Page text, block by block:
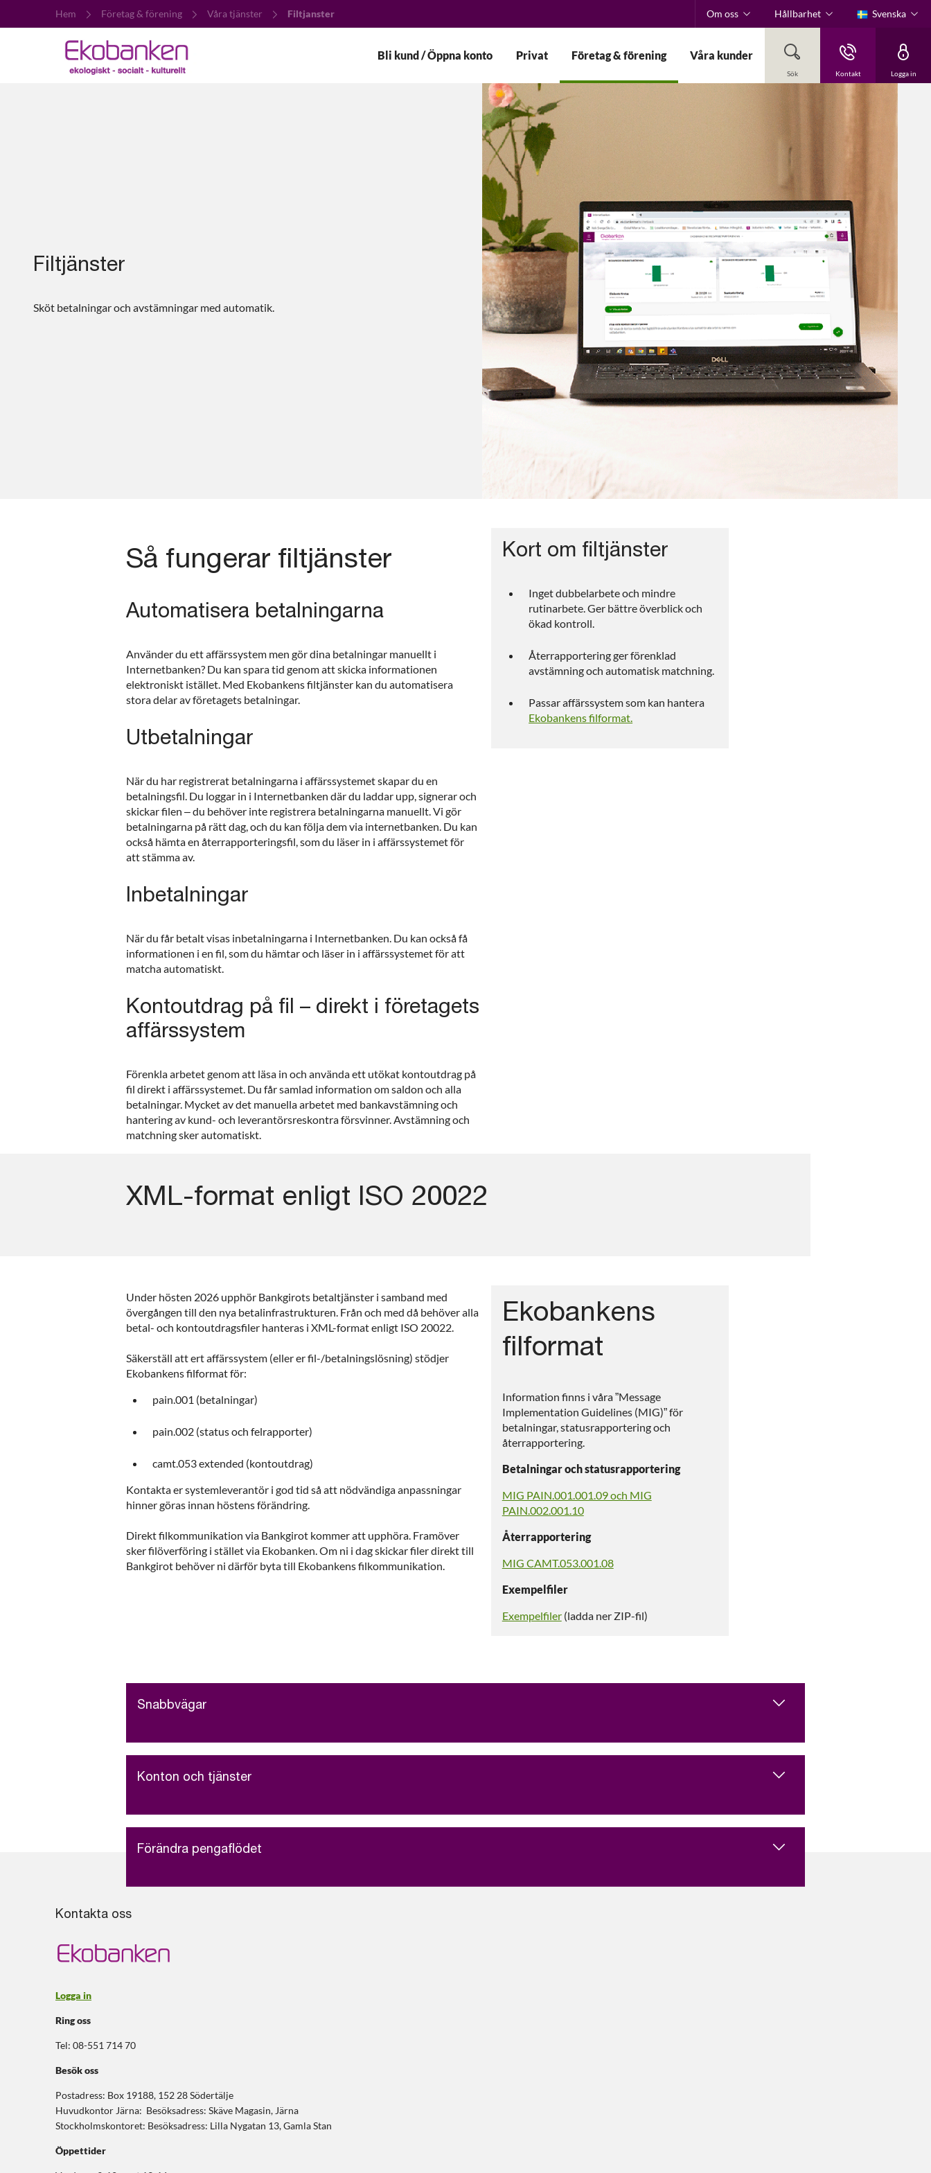
Hem Företag & förening Våra tjänster Filtjanster Om oss Hållbarhet Svenska
Bli kund / Öppna konto Privat Företag & förening Våra kunder
Sök Kontakt Logga in
Filtjänster
Sköt betalningar och avstämningar med automatik.
Så fungerar filtjänster
Automatisera betalningarna
Använder du ett affärssystem men gör dina betalningar manuellt i
Internetbanken? Du kan spara tid genom att skicka informationen
elektroniskt istället. Med Ekobankens filtjänster kan du automatisera
stora delar av företagets betalningar.
Utbetalningar
När du har registrerat betalningarna i affärssystemet skapar du en
betalningsfil. Du loggar in i Internetbanken där du laddar upp, signerar och
skickar filen – du behöver inte registrera betalningarna manuellt. Vi gör
betalningarna på rätt dag, och du kan följa dem via internetbanken. Du kan
också hämta en återrapporteringsfil, som du läser in i affärssystemet för
att stämma av.
Inbetalningar
När du får betalt visas inbetalningarna i Internetbanken. Du kan också få
informationen i en fil, som du hämtar och läser in i affärssystemet för att
matcha automatiskt.
Kontoutdrag på fil – direkt i företagets
affärssystem
Förenkla arbetet genom att läsa in och använda ett utökat kontoutdrag på
fil direkt i affärssystemet. Du får samlad information om saldon och alla
betalningar. Mycket av det manuella arbetet med bankavstämning och
hantering av kund- och leverantörsreskontra försvinner. Avstämning och
matchning sker automatiskt.
Kort om filtjänster
Inget dubbelarbete och mindre
rutinarbete. Ger bättre överblick och
ökad kontroll.
Återrapportering ger förenklad
avstämning och automatisk matchning.
Passar affärssystem som kan hantera
Ekobankens filformat.
XML-format enligt ISO 20022
Under hösten 2026 upphör Bankgirots betaltjänster i samband med
övergången till den nya betalinfrastrukturen. Från och med då behöver alla
betal- och kontoutdragsfiler hanteras i XML-format enligt ISO 20022.
Säkerställ att ert affärssystem (eller er fil-/betalningslösning) stödjer
Ekobankens filformat för:
pain.001 (betalningar)
pain.002 (status och felrapporter)
camt.053 extended (kontoutdrag)
Kontakta er systemleverantör i god tid så att nödvändiga anpassningar
hinner göras innan höstens förändring.
Direkt filkommunikation via Bankgirot kommer att upphöra. Framöver
sker filöverföring i stället via Ekobanken. Om ni i dag skickar filer direkt till
Bankgirot behöver ni därför byta till Ekobankens filkommunikation.
Ekobankens
filformat
Information finns i våra ”Message
Implementation Guidelines (MIG)” för
betalningar, statusrapportering och
återrapportering.
Betalningar och statusrapportering
MIG PAIN.001.001.09 och MIG
PAIN.002.001.10
Återrapportering
MIG CAMT.053.001.08
Exempelfiler
Exempelfiler(ladda ner ZIP-fil)
Snabbvägar
Konton och tjänster
Förändra pengaflödet
Kontakta oss
Logga in
Ring oss
Tel: 08-551 714 70
Besök oss
Postadress: Box 19188, 152 28 Södertälje
Huvudkontor Järna: Besöksadress: Skäve Magasin, Järna
Stockholmskontoret: Besöksadress: Lilla Nygatan 13, Gamla Stan
Öppettider